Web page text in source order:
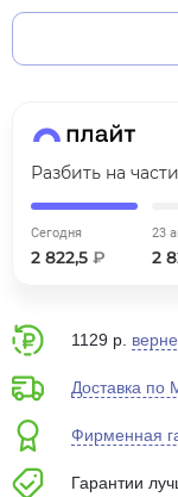
Разбить на части
Сегодня
2 822,5 ₽
23
2
1129 р.
Доставка по
Фирменная
Гарантии